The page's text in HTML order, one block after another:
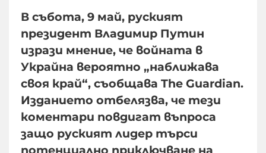
В събота, 9 май, руският
президент Владимир Путин
изрази мнение, че войната в
Украйна вероятно „наближава
своя край“, съобщава The Guardian.
Изданието отбелязва, че тези
коментари повдигат въпроса
защо руският лидер търси
потенциално приключване на